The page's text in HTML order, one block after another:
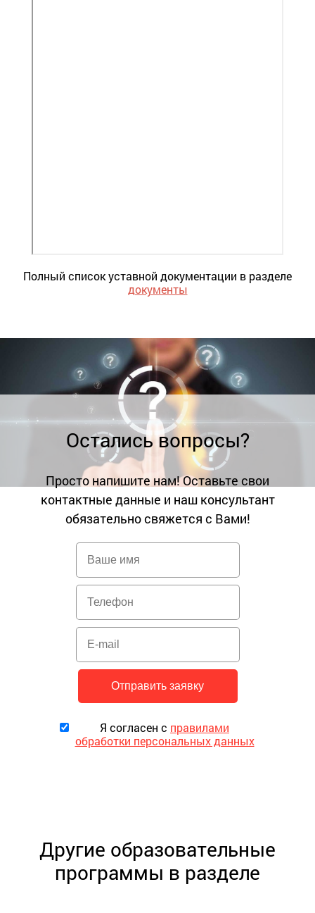
Полный список уставной документации в разделе
документы
Остались вопросы?
Просто напишите нам! Оставьте свои
контактные данные и наш консультант
обязательно свяжется с Вами!
Я согласен с правилами
обработки персональных данных
Другие образовательные
программы в разделе